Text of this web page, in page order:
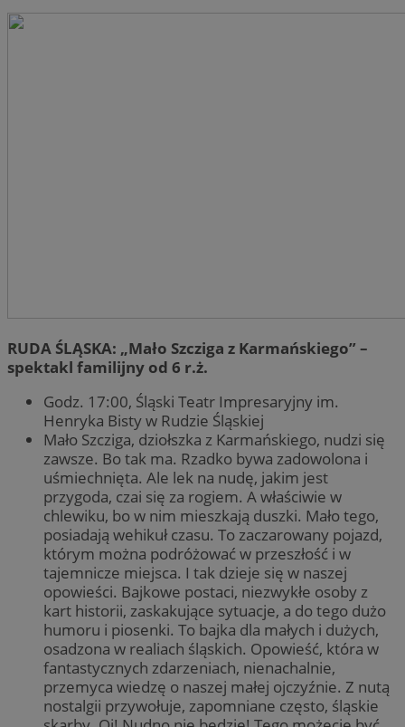
RUDA ŚLĄSKA: „Mało Szcziga z Karmańskiego” –
spektakl familijny od 6 r.ż.
Godz. 17:00, Śląski Teatr Impresaryjny im.
Henryka Bisty w Rudzie Śląskiej
Mało Szcziga, dziołszka z Karmańskiego, nudzi się
zawsze. Bo tak ma. Rzadko bywa zadowolona i
uśmiechnięta. Ale lek na nudę, jakim jest
przygoda, czai się za rogiem. A właściwie w
chlewiku, bo w nim mieszkają duszki. Mało tego,
posiadają wehikuł czasu. To zaczarowany pojazd,
którym można podróżować w przeszłość i w
tajemnicze miejsca. I tak dzieje się w naszej
opowieści. Bajkowe postaci, niezwykłe osoby z
kart historii, zaskakujące sytuacje, a do tego dużo
humoru i piosenki. To bajka dla małych i dużych,
osadzona w realiach śląskich. Opowieść, która w
fantastycznych zdarzeniach, nienachalnie,
przemyca wiedzę o naszej małej ojczyźnie. Z nutą
nostalgii przywołuje, zapomniane często, śląskie